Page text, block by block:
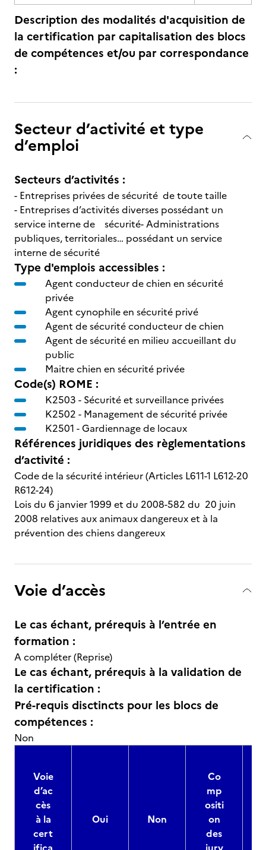
Description des modalités d'acquisition de
la certification par capitalisation des blocs
de compétences et/ou par correspondance
:
Secteur d’activité et type
d’emploi
Secteurs d’activités :
- Entreprises privées de sécurité de toute taille
- Entreprises d’activités diverses possédant un
service interne de sécurité- Administrations
publiques, territoriales… possédant un service
interne de sécurité
Type d'emplois accessibles :
Agent conducteur de chien en sécurité
privée
Agent cynophile en sécurité privé
Agent de sécurité conducteur de chien
Agent de sécurité en milieu accueillant du
public
Maitre chien en sécurité privée
Code(s) ROME :
K2503 - Sécurité et surveillance privées
K2502 - Management de sécurité privée
K2501 -Gardiennage de locaux
Références juridiques des règlementations
d’activité :
Code de la sécurité intérieur (Articles L611-1 L612-20
R612-24)
Lois du 6 janvier 1999 et du 2008-582 du 20 juin
2008 relatives aux animaux dangereux et à la
prévention des chiens dangereux
Voie d’accès
Le cas échant, prérequis à l’entrée en
formation :
A compléter (Reprise)
Le cas échant, prérequis à la validation de
la certification :
Pré-requis disctincts pour les blocs de
compétences :
Non
Voie
d’ac
cès
à la
cert
Oui Non
Co
mp
ositi
on
des